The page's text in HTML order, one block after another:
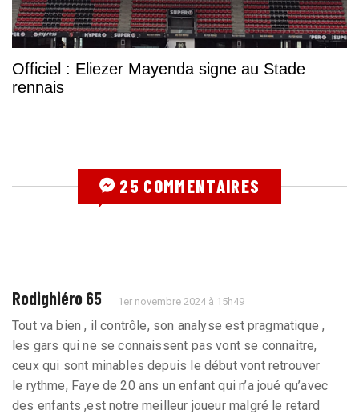
Officiel : Eliezer Mayenda signe au Stade
rennais
25 COMMENTAIRES
Rodighiéro 65 1er novembre 2024 à 15h49
Tout va bien , il contrôle, son analyse est pragmatique ,
les gars qui ne se connaissent pas vont se connaitre,
ceux qui sont minables depuis le début vont retrouver
le rythme, Faye de 20 ans un enfant qui n’a joué qu’avec
des enfants ,est notre meilleur joueur malgré le retard